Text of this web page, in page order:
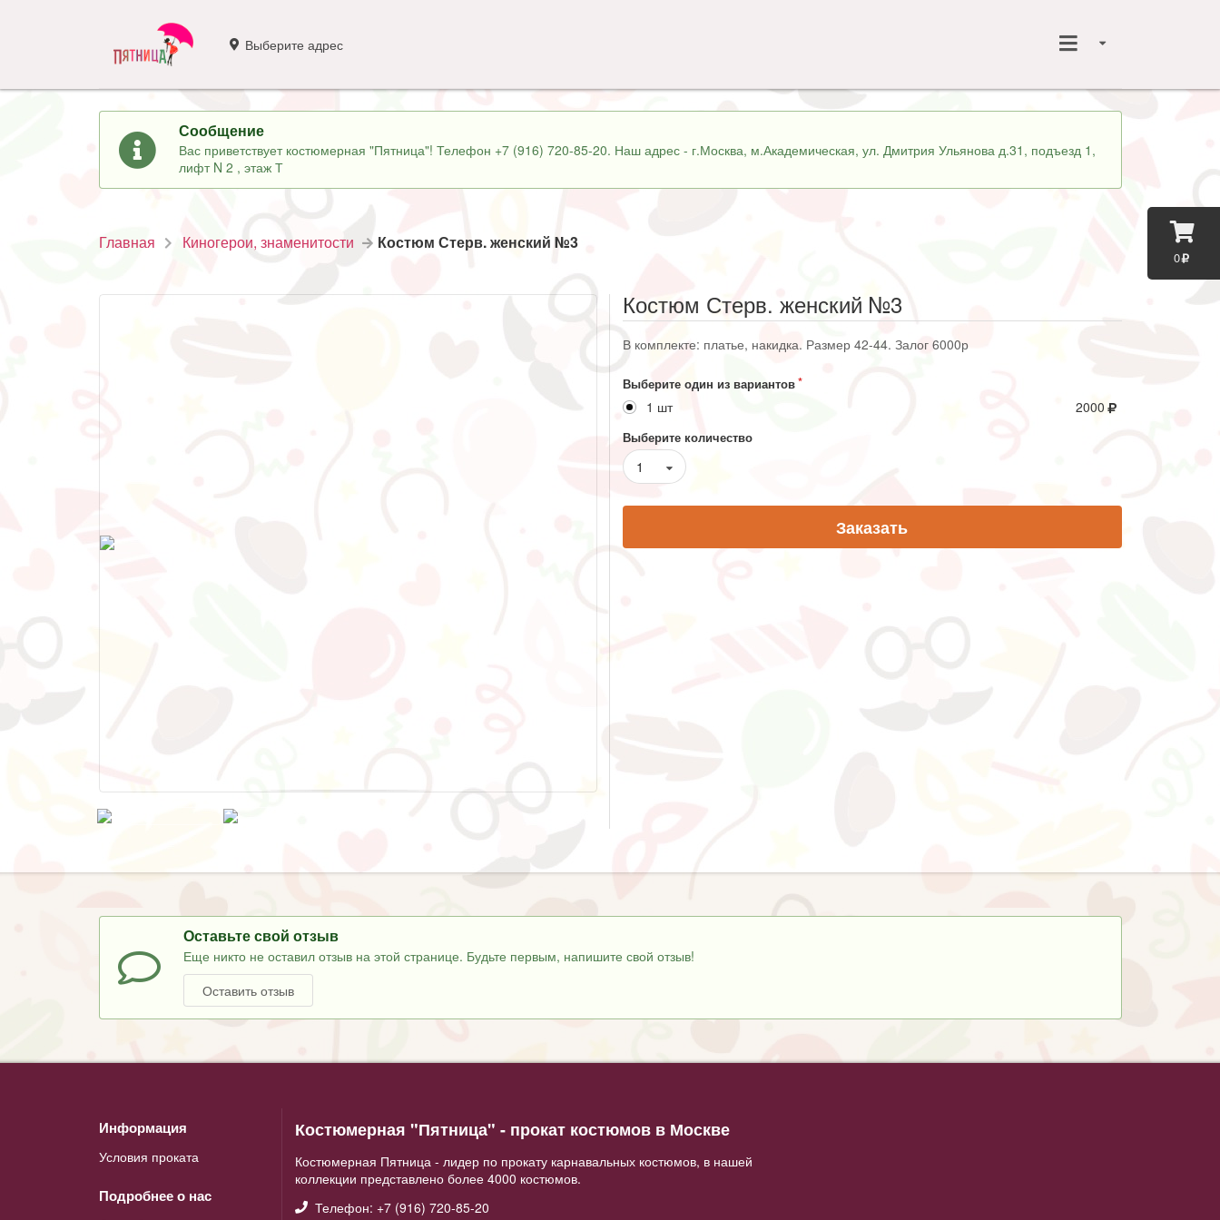
0
Выберите адрес
Сообщение
Вас приветствует костюмерная "Пятница"! Телефон +7 (916) 720-85-20. Наш адрес - г.Москва, м.Академическая, ул. Дмитрия Ульянова д.31, подъезд 1,
лифт N 2 , этаж Т
Главная Киногерои, знаменитости Костюм Стерв. женский №3
Костюм Стерв. женский №3
В комплекте: платье, накидка. Размер 42-44. Залог 6000р
Выберите один из вариантов
1 шт 2000
Выберите количество
1
Заказать
Оставьте свой отзыв
Еще никто не оставил отзыв на этой странице. Будьте первым, напишите свой отзыв!
Оставить отзыв
Информация
Условия проката
Подробнее о нас
Костюмерная "Пятница" - прокат костюмов в Москве
Костюмерная Пятница - лидер по прокату карнавальных костюмов, в нашей
коллекции представлено более 4000 костюмов.
Телефон: +7 (916) 720-85-20